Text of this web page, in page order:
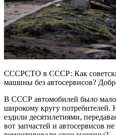
СССРСТО в СССР: Как
машины без автосервисов?
В СССР автомобилей было
широкому кругу
ездили десятилетиями,
вот запчастей и автосервисов